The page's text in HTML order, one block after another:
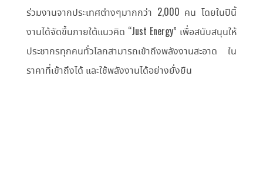
ร่วมงานจากประเทศต่างๆมากกว่า 2,000 คน โดยในปีนี้
งานได้จัดขึ้นภายใต้แนวคิด “Just Energy” เพื่อสนับสนุนให้
ประชากรทุกคนทั่วโลกสามารถเข้าถึงพลังงานสะอาด ใน
ราคาที่เข้าถึงได้ และใช้พลังงานได้อย่างยั่งยืน